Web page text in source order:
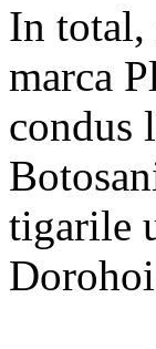
In total,
marca
condus
tigarile